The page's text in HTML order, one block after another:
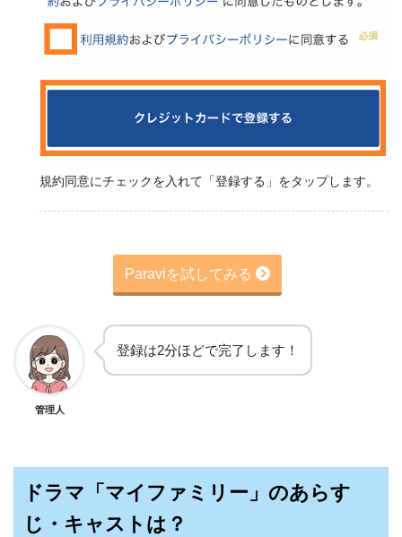
規約同意にチェックを入れて「登録する」をタップします。
Paraviを試してみる
管理人
登録は2分ほどで完了します！
ドラマ「マイファミリー」のあらす
じ・キャストは？